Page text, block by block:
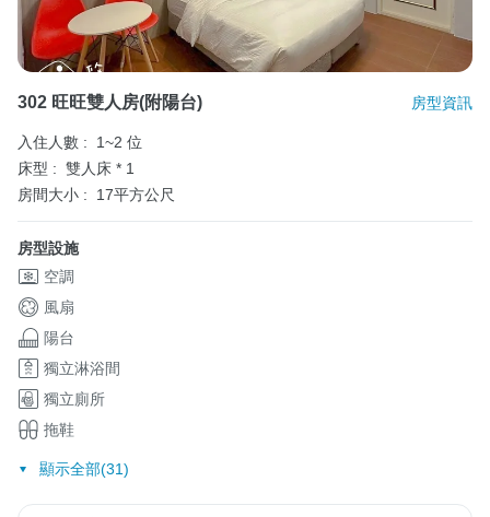
302 旺旺雙人房(附陽台) 房型資訊
入住人數 :
1~2 位
床型 : 雙人床 * 1
房間大小 :
17平方公尺
房型設施
空調
風扇
陽台
獨立淋浴間
獨立廁所
拖鞋
顯示全部(31)